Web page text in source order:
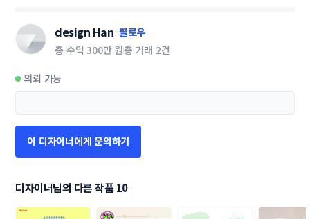
design Han 팔로우
총 수익 300만 원총 거래 2건
의뢰 가능
이 디자이너에게 문의하기
디자이너님의 다른 작품 10